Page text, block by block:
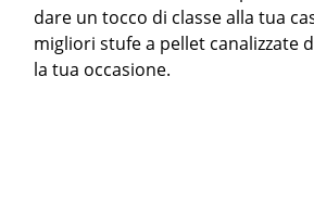
dare un tocco di classe alla tua
migliori stufe a pellet canalizzate
la tua occasione.